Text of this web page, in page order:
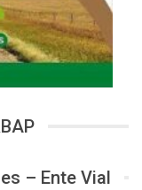
– Ente Vial